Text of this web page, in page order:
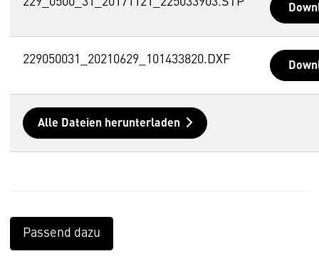
229050031_20210629_101433820.DXF
Alle Dateien herunterladen
Passend dazu